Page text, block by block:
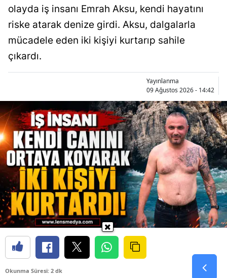
olayda iş insanı Emrah Aksu, kendi hayatını
riske atarak denize girdi. Aksu, dalgalarla
mücadele eden iki kişiyi kurtarıp sahile
çıkardı.
Yayınlanma
09 Ağustos 2026 - 14:42
Okunma Süresi: 2 dk